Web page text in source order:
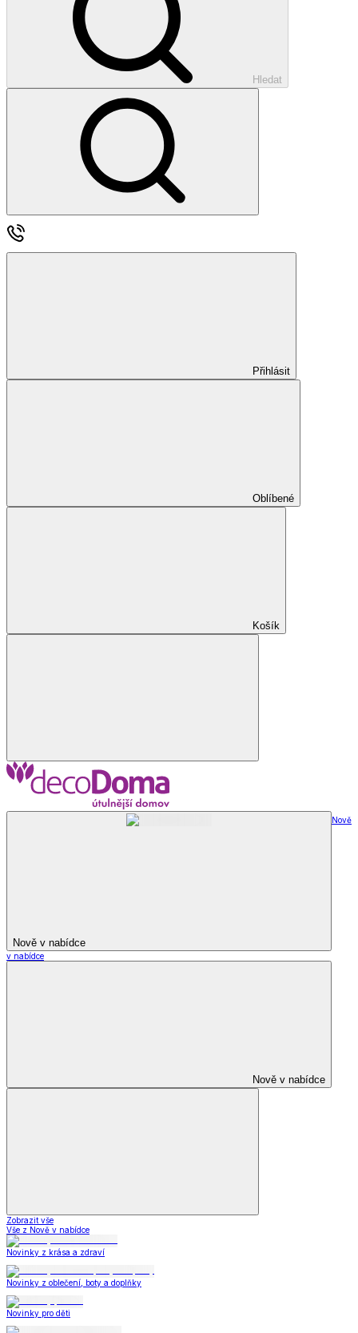
Hledat
Přihlásit
Oblíbené
Košík
Nově v nabídce
Nově
v nabídce
Nově v nabídce
Zobrazit vše
Vše z Nově v nabídce
Novinky z krása a zdraví
Novinky z oblečení, boty a doplňky
Novinky pro děti